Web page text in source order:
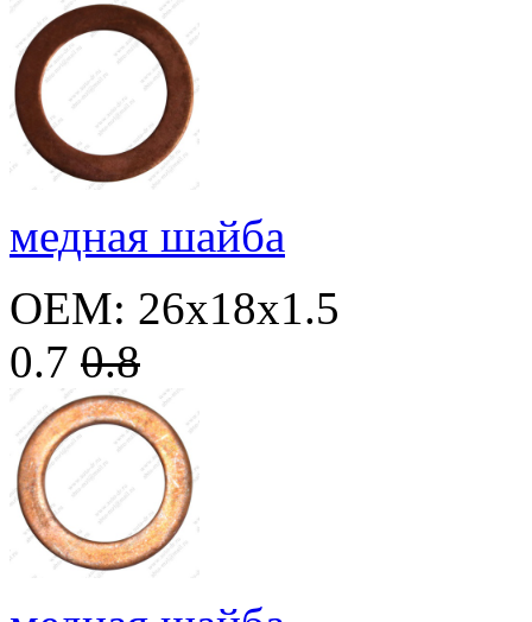
медная шайба
OEM: 26x18x1.5
0.7 0.8